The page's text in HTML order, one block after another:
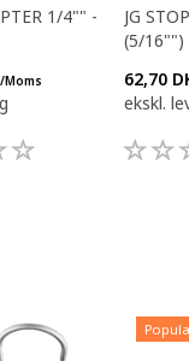
1/4"" -
Moms
JG
(5/16"")
62,70
ekskl.